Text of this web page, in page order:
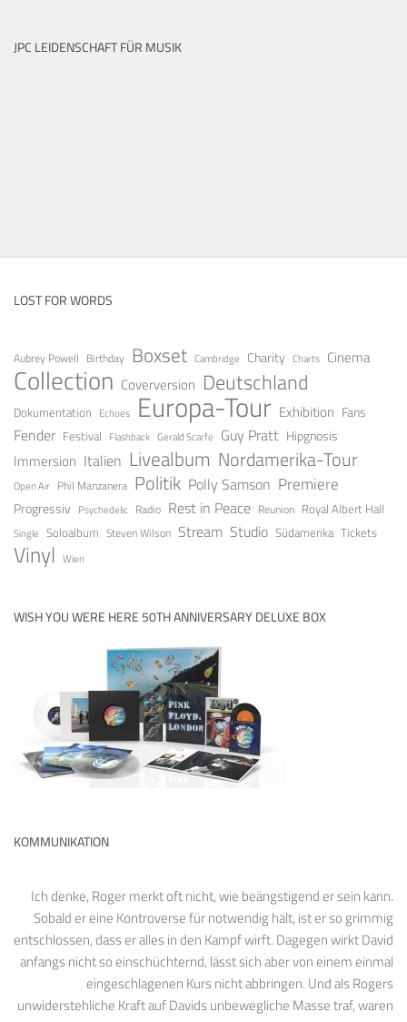
JPC LEIDENSCHAFT FÜR MUSIK
LOST FOR WORDS
Aubrey Powell Birthday Boxset Cambridge Charity Charts Cinema
Collection Coverversion Deutschland
Dokumentation Echoes Europa-Tour Exhibition Fans
Fender Festival Flashback Gerald Scarfe Guy Pratt Hipgnosis
Immersion Italien Livealbum Nordamerika-Tour
Open Air Phil Manzanera Politik Polly Samson Premiere
Progressiv Psychedelic Radio Rest in Peace Reunion Royal Albert Hall
Single Soloalbum Steven Wilson Stream Studio Südamerika Tickets
Vinyl Wien
WISH YOU WERE HERE 50TH ANNIVERSARY DELUXE BOX
KOMMUNIKATION
Ich denke, Roger merkt oft nicht, wie beängstigend er sein kann.
Sobald er eine Kontroverse für notwendig hält, ist er so grimmig
entschlossen, dass er alles in den Kampf wirft. Dagegen wirkt David
anfangs nicht so einschüchternd, lässt sich aber von einem einmal
eingeschlagenen Kurs nicht abbringen. Und als Rogers
unwiderstehliche Kraft auf Davids unbewegliche Masse traf, waren